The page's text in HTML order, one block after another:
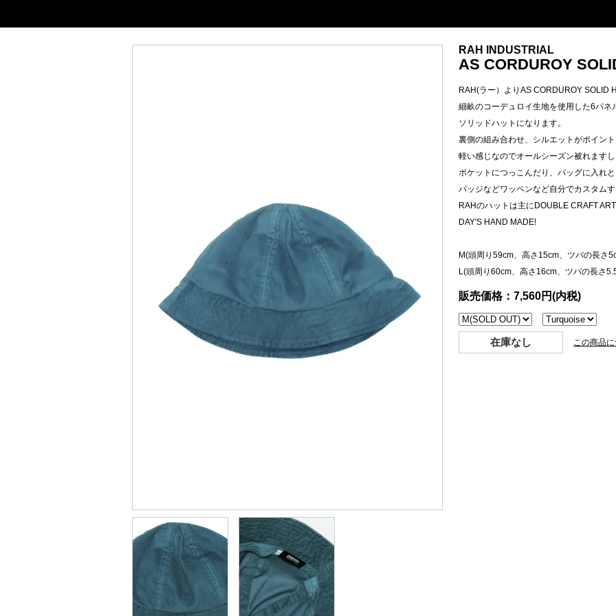
RAH INDUSTRIAL
AS CORDUROY
RAH(ラー）よりAS CORDUROY SOLID
細畝のコーデュロイ生地を使用した6パネ
ソリッドハットになります。
裏側の組み合わせ、シルエットがポイント
軽い感じなのでオールシーズン被れますし
ポケットにつっこんだり、バッグに入れと
バッジなどワッペンなど自分でカスタムす
RAHのハットは主にDOUBLE CRAFT
DAY'S HAND MADE!
M(頭周り59cm、高さ15cm、ツバの長さ
L(頭周り60cm、高さ16cm、ツバの長さ
販売価格：7,560円(内税)
在庫なし この商品